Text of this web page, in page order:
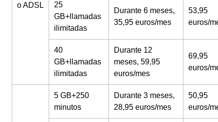
o ADSL
25
GB+llamadas
ilimitadas
Durante 6 meses,
35,95 euros/mes
53,95
euros/
40
GB+llamadas
ilimitadas
Durante 12
meses, 59,95
euros/mes
69,95
euros/
5 GB+250
minutos
Durante 3 meses,
28,95 euros/mes
50,95
euros/